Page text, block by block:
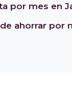
por mes en
ahorrar por